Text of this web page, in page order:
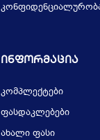
Ინფორმაცია
კომპლექტები
ფასდაკლებები
ახალი ფასი